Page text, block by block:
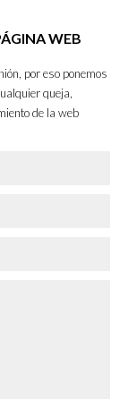
WEB
por eso ponemos
queja,
de la web